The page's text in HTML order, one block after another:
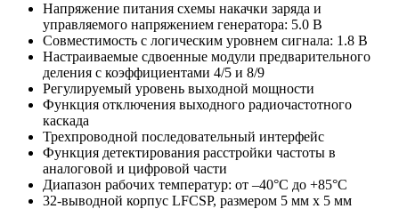
Напряжение питания схемы накачки заряда и
управляемого напряжением генератора: 5.0 В
Совместимость с логическим уровнем сигнала: 1.8 В
Настраиваемые сдвоенные модули предварительного
деления с коэффициентами 4/5 и 8/9
Регулируемый уровень выходной мощности
Функция отключения выходного радиочастотного
каскада
Трехпроводной последовательный интерфейс
Функция детектирования расстройки частоты в
аналоговой и цифровой части
Диапазон рабочих температур: от –40°C до +85°C
32-выводной корпус LFCSP, размером 5 мм х 5 мм